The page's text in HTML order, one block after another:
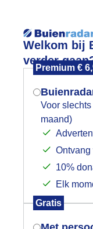
Welkom bij
verder
Premium €
Voor slechts
maand)
Ontvang
10%
Elk
Gratis
Foto en
Mogen
Indien je
gegeven,
je